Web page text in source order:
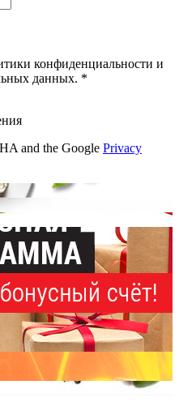
конфиденциальности и
данных. *
and the Google Privacy